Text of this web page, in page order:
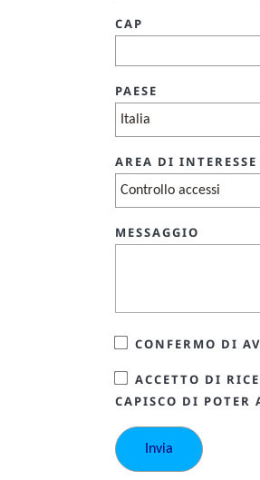
CAP
PAESE
AREA DI INTERESSE
MESSAGGIO
CONFERMO DI
ACCETTO DI
CAPISCO DI